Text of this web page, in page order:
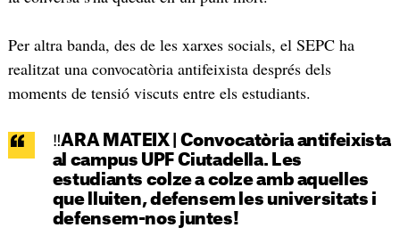
Per altra banda, des de les xarxes socials, el SEPC ha
realitzat una convocatòria antifeixista després dels
moments de tensió viscuts entre els estudiants.
‼️ARA MATEIX | Convocatòria antifeixista
al campus UPF Ciutadella. Les
estudiants colze a colze amb aquelles
que lluiten, defensem les universitats i
defensem-nos juntes!